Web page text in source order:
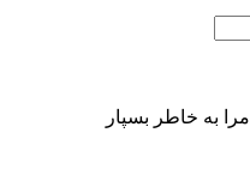
مرا به خاطر بسپار